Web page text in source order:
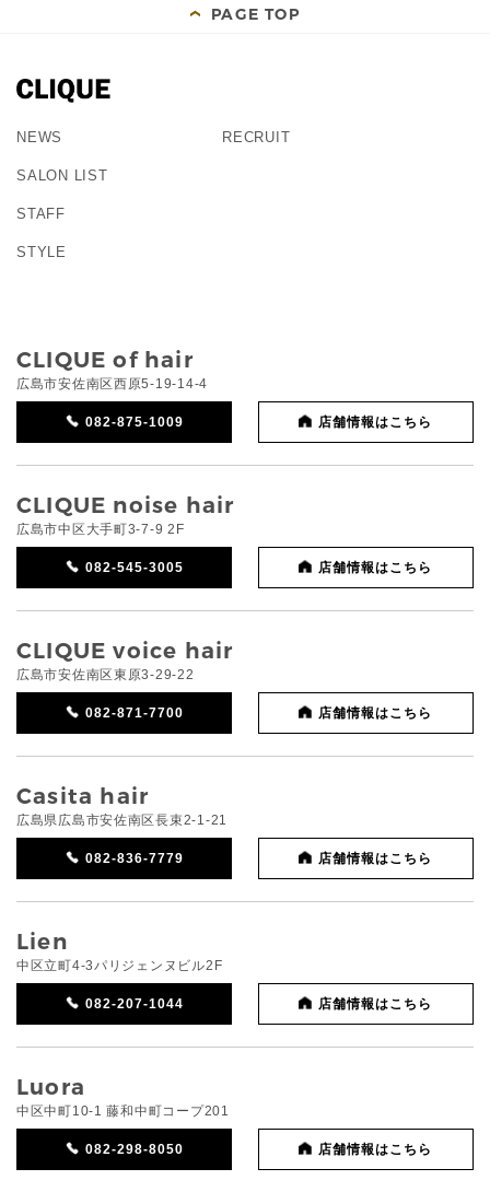
PAGE TOP
NEWS
SALON LIST
STAFF
STYLE
RECRUIT
CLIQUE of hair
広島市安佐南区西原5-19-14-4
082-875-1009 店舗情報はこちら
CLIQUE noise hair
広島市中区大手町3-7-9 2F
082-545-3005 店舗情報はこちら
CLIQUE voice hair
広島市安佐南区東原3-29-22
082-871-7700 店舗情報はこちら
Casita hair
広島県広島市安佐南区長束2-1-21
082-836-7779 店舗情報はこちら
Lien
中区立町4-3パリジェンヌビル2F
082-207-1044 店舗情報はこちら
Luora
中区中町10-1 藤和中町コープ201
082-298-8050 店舗情報はこちら